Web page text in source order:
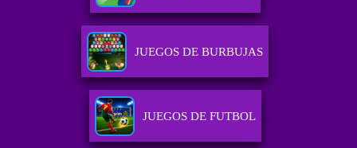
JUEGOS DE BURBUJAS
JUEGOS DE FUTBOL